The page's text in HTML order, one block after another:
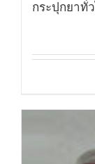
กระปุกยาทั่